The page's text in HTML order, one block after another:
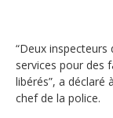
“Deux
services pour des
libérés”, a déclaré
chef de la police.